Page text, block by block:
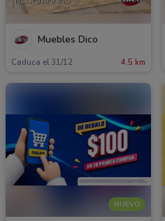
Muebles Dico
Caduca el 31/12 4.5 km
NUEVO